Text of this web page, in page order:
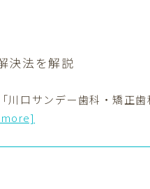
決法を解説
口サンデー歯科・矯正